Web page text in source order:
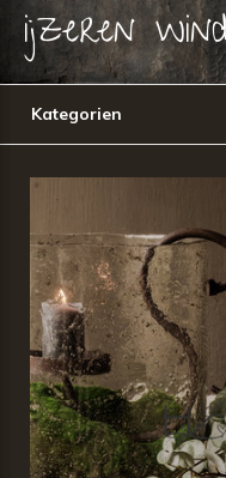
ijzeren
Kategorien